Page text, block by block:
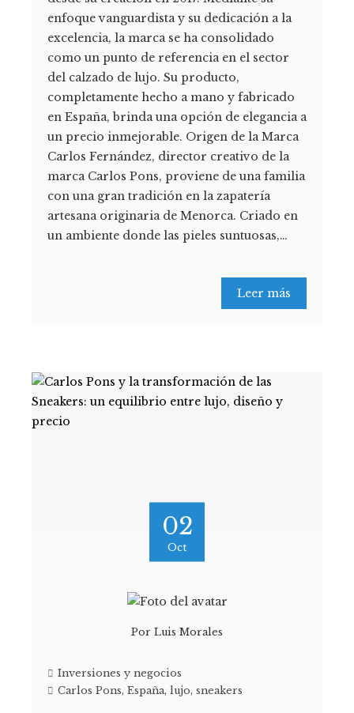
enfoque vanguardista y su dedicación a la
excelencia, la marca se ha consolidado
como un punto de referencia en el sector
del calzado de lujo. Su producto,
completamente hecho a mano y fabricado
en España, brinda una opción de elegancia a
un precio inmejorable. Origen de la Marca
Carlos Fernández, director creativo de la
marca Carlos Pons, proviene de una familia
con una gran tradición en la zapatería
artesana originaria de Menorca. Criado en
un ambiente donde las pieles suntuosas,…
Leer más
02
Oct
Por Luis Morales
Inversiones y negocios
Carlos Pons, España, lujo, sneakers